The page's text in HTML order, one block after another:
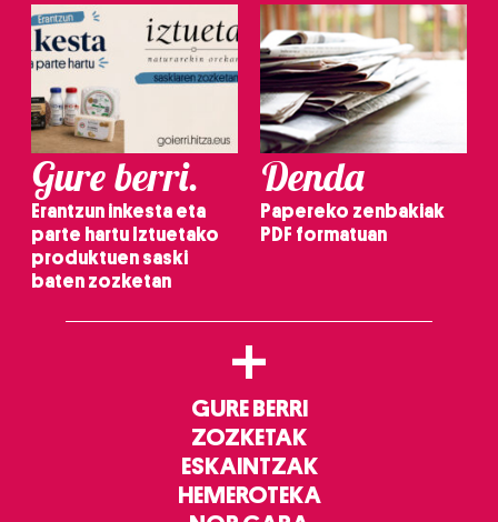
Gure berri.
Erantzun inkesta eta
parte hartu Iztuetako
produktuen saski
baten zozketan
Denda
Papereko zenbakiak
PDF formatuan
+
GURE BERRI
ZOZKETAK
ESKAINTZAK
HEMEROTEKA